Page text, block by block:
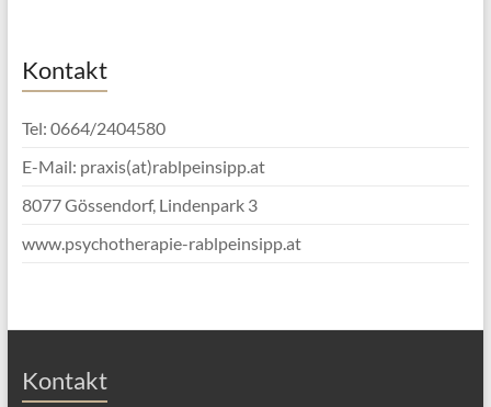
Kontakt
Tel: 0664/2404580
E-Mail: praxis(at)rablpeinsipp.at
8077 Gössendorf, Lindenpark 3
www.psychotherapie-rablpeinsipp.at
Kontakt